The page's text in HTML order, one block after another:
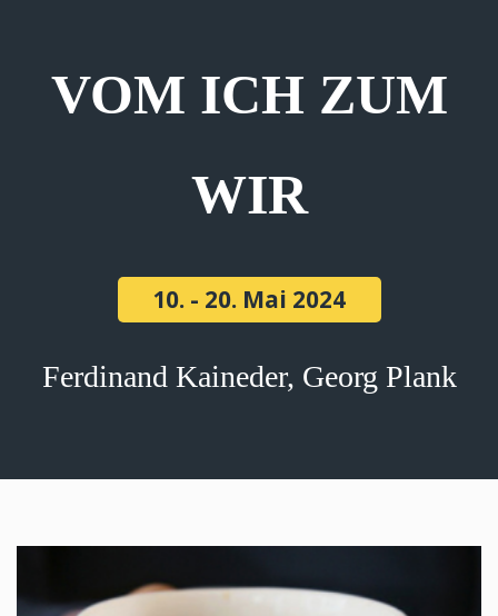
VOM ICH ZUM
WIR
10. - 20. Mai 2024
Ferdinand Kaineder, Georg Plank